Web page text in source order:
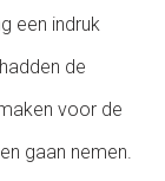
een indruk
de
voor de
gaan nemen.